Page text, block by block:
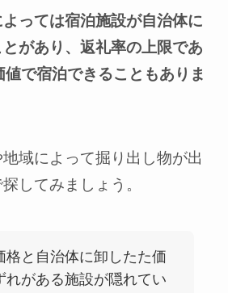
っては宿泊施設が自治体に
があり、返礼率の上限であ
で宿泊できることもありま
域によって掘り出し物が出
してみましょう。
格と自治体に卸したた価
れがある施設が隠れてい